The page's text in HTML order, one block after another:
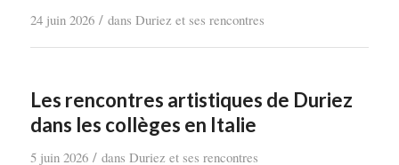
24 juin 2026 / dans Duriez et ses rencontres
Les rencontres artistiques de Duriez
dans les collèges en Italie
5 juin 2026 / dans Duriez et ses rencontres